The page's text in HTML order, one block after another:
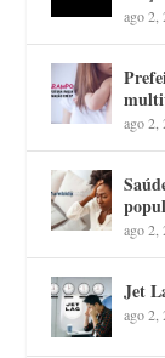
ago 2,
ago 2,
ago 2,
Jet
ago 2,